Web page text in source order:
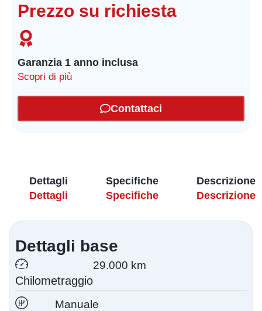
Prezzo su richiesta
Garanzia 1 anno inclusa
Scopri di più
Contattaci
Dettagli
Dettagli
Specifiche
Specifiche
Descrizione
Descrizione
Dettagli base
Chilometraggio
29.000 km
Manuale